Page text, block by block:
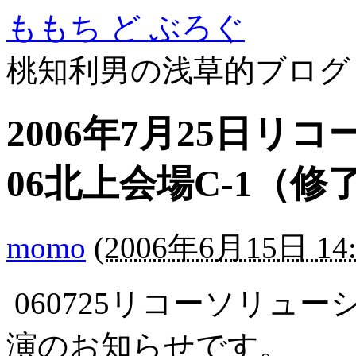
ももち ど ぶろぐ
桃知利男の浅草的ブログ
2006年7月25日リコ
06北上会場C-1（修
momo (2006年6月15日
060725リコーソリュー
演のお知らせです。